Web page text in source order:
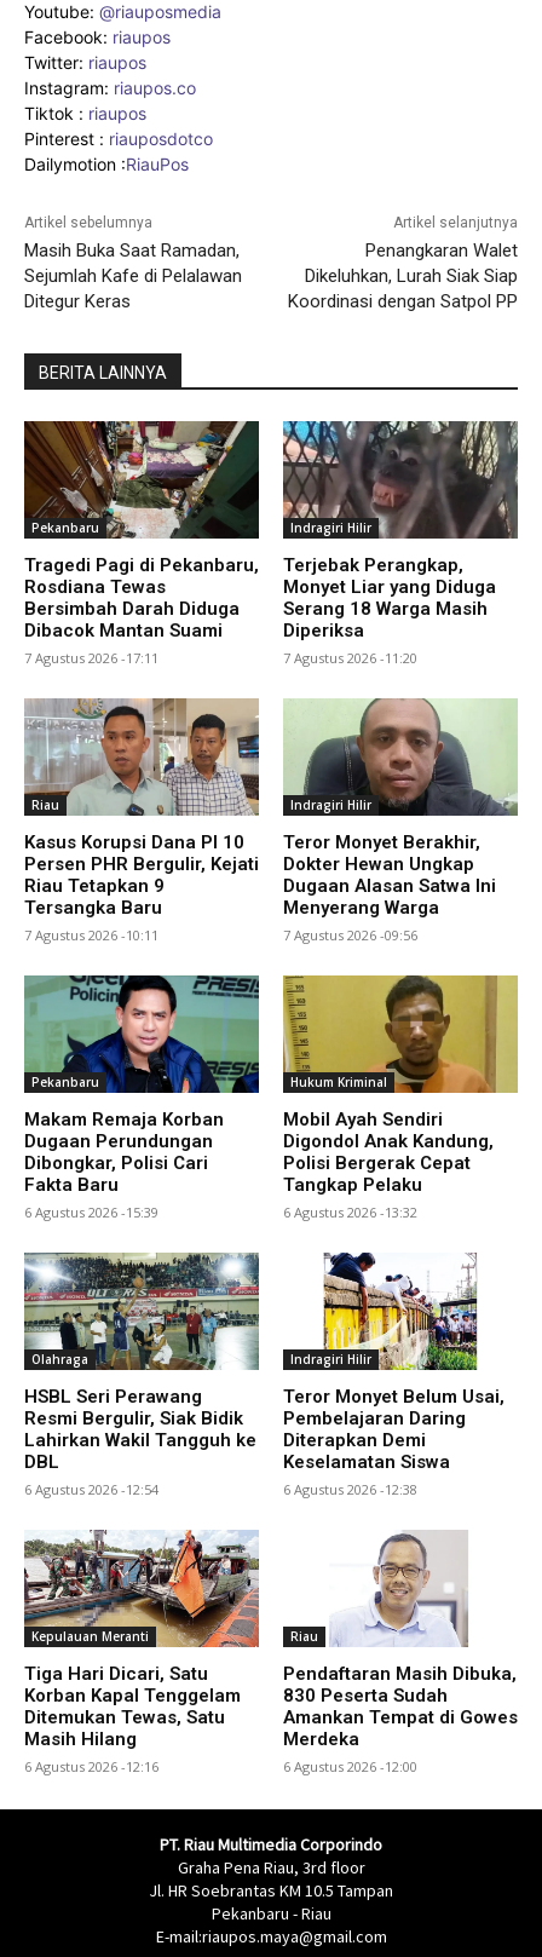
Youtube: @riauposmedia
Facebook: riaupos
Twitter: riaupos
Instagram: riaupos.co
Tiktok : riaupos
Pinterest : riauposdotco
Dailymotion :RiauPos
Artikel sebelumnya
Masih Buka Saat Ramadan,
Sejumlah Kafe di Pelalawan
Ditegur Keras
Artikel selanjutnya
Penangkaran Walet
Dikeluhkan, Lurah Siak Siap
Koordinasi dengan Satpol PP
BERITA LAINNYA
Pekanbaru
Tragedi Pagi di Pekanbaru,
Rosdiana Tewas
Bersimbah Darah Diduga
Dibacok Mantan Suami
7 Agustus 2026 -17:11
Indragiri Hilir
Terjebak Perangkap,
Monyet Liar yang Diduga
Serang 18 Warga Masih
Diperiksa
7 Agustus 2026 -11:20
Riau
Kasus Korupsi Dana PI 10
Persen PHR Bergulir, Kejati
Riau Tetapkan 9
Tersangka Baru
7 Agustus 2026 -10:11
Indragiri Hilir
Teror Monyet Berakhir,
Dokter Hewan Ungkap
Dugaan Alasan Satwa Ini
Menyerang Warga
7 Agustus 2026 -09:56
Pekanbaru
Makam Remaja Korban
Dugaan Perundungan
Dibongkar, Polisi Cari
Fakta Baru
6 Agustus 2026 -15:39
Hukum Kriminal
Mobil Ayah Sendiri
Digondol Anak Kandung,
Polisi Bergerak Cepat
Tangkap Pelaku
6 Agustus 2026 -13:32
Olahraga
HSBL Seri Perawang
Resmi Bergulir, Siak Bidik
Lahirkan Wakil Tangguh ke
DBL
6 Agustus 2026 -12:54
Indragiri Hilir
Teror Monyet Belum Usai,
Pembelajaran Daring
Diterapkan Demi
Keselamatan Siswa
6 Agustus 2026 -12:38
Kepulauan Meranti
Tiga Hari Dicari, Satu
Korban Kapal Tenggelam
Ditemukan Tewas, Satu
Masih Hilang
6 Agustus 2026 -12:16
Riau
Pendaftaran Masih Dibuka,
830 Peserta Sudah
Amankan Tempat di Gowes
Merdeka
6 Agustus 2026 -12:00
PT. Riau Multimedia Corporindo
Graha Pena Riau, 3rd floor
Jl. HR Soebrantas KM 10.5 Tampan
Pekanbaru - Riau
E-mail:riaupos.maya@gmail.com